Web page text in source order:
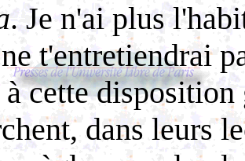
. Je n'ai plus
t'entretiendrai
cette
dans leurs